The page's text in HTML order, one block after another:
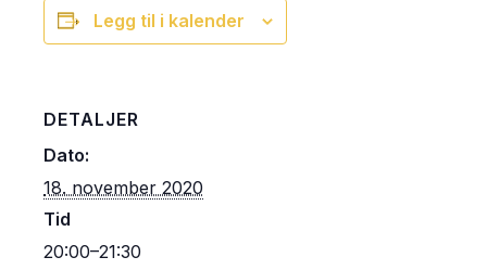
Legg til i kalender
DETALJER
Dato:
18. november 2020
Tid
20:00–21:30